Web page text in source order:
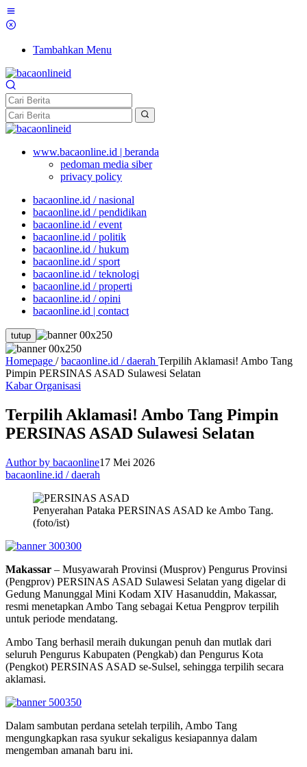
Tambahkan Menu
www.bacaonline.id | beranda
pedoman media siber
privacy policy
bacaonline.id / nasional
bacaonline.id / pendidikan
bacaonline.id / event
bacaonline.id / politik
bacaonline.id / hukum
bacaonline.id / sport
bacaonline.id / teknologi
bacaonline.id / properti
bacaonline.id / opini
bacaonline.id | contact
tutup
Homepage / bacaonline.id / daerah Terpilih Aklamasi! Ambo Tang
Pimpin PERSINAS ASAD Sulawesi Selatan
Kabar Organisasi
Terpilih Aklamasi! Ambo Tang Pimpin
PERSINAS ASAD Sulawesi Selatan
Author by bacaonline17 Mei 2026
bacaonline.id / daerah
Penyerahan Pataka PERSINAS ASAD ke Ambo Tang.
(foto/ist)
Makassar – Musyawarah Provinsi (Musprov) Pengurus Provinsi
(Pengprov) PERSINAS ASAD Sulawesi Selatan yang digelar di
Gedung Manunggal Mini Kodam XIV Hasanuddin, Makassar,
resmi menetapkan Ambo Tang sebagai Ketua Pengprov terpilih
untuk periode mendatang.
Ambo Tang berhasil meraih dukungan penuh dan mutlak dari
seluruh Pengurus Kabupaten (Pengkab) dan Pengurus Kota
(Pengkot) PERSINAS ASAD se-Sulsel, sehingga terpilih secara
aklamasi.
Dalam sambutan perdana setelah terpilih, Ambo Tang
mengungkapkan rasa syukur sekaligus kesiapannya dalam
mengemban amanah baru ini.